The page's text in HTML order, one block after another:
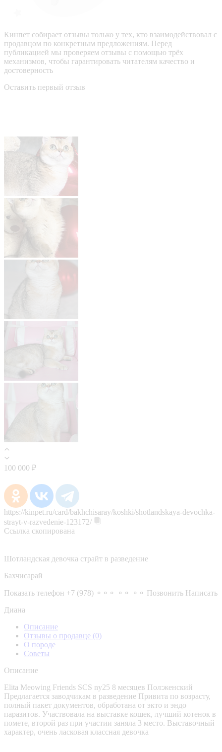
Кинпет собирает отзывы только у тех, кто взаимодействовал с
продавцом по конкретным предложениям. Перед
публикацией мы проверяем отзывы с помощью трёх
механизмов, чтобы гарантировать читателям качество и
достоверность
Оставить первый отзыв
100 000 ₽
https://kinpet.ru/card/bakhchisaray/koshki/shotlandskaya-devochka-
strayt-v-razvedenie-123172/
Ссылка скопирована
Шотландская девочка страйт в разведение
Бахчисарай
Показать телефон +7 (978) ⚬⚬⚬ ⚬⚬ ⚬⚬ Позвонить Написать
Диана
Описание
Отзывы о продавце (0)
О породе
Советы
Описание
Elita Meowing Friends SCS ny25 8 месяцев Пол:женский
Предлагается заводчикам в разведение Привита по возрасту,
полный пакет документов, обработана от экто и эндо
паразитов. Участвовала на выставке кошек, лучший котенок в
помете, второй раз при участии заняла 3 место. Выставочный
характер, очень ласковая классная девочка